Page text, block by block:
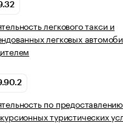
легкового такси и
легковых
по предоставлению
туристических